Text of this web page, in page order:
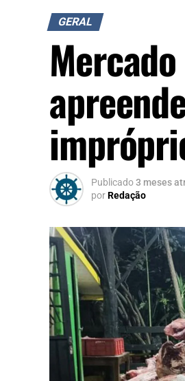
GERAL
Publicado3 meses
porRedação